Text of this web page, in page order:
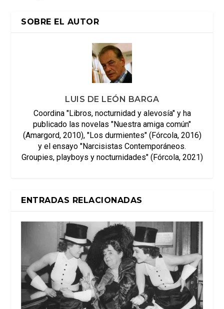
SOBRE EL AUTOR
LUIS DE LEÓN BARGA
Coordina "Libros, nocturnidad y alevosía" y ha
publicado las novelas "Nuestra amiga común"
(Amargord, 2010), "Los durmientes" (Fórcola, 2016)
y el ensayo "Narcisistas Contemporáneos.
Groupies, playboys y nocturnidades" (Fórcola, 2021)
ENTRADAS RELACIONADAS